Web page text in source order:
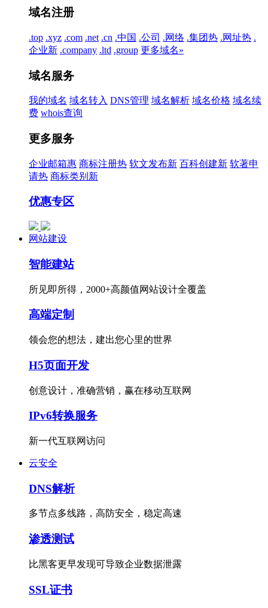
域名注册
.top .xyz .com .net .cn .中国 .公司 .网络 .集团热 .网址热 .
企业新 .company .ltd .group 更多域名»
域名服务
我的域名 域名转入 DNS管理 域名解析 域名价格 域名续
费 whois查询
更多服务
企业邮箱惠 商标注册热 软文发布新 百科创建新 软著申
请热 商标类别 新
优惠专区
网站建设
智能建站
所见即所得，2000+高颜值网站设计全覆盖
高端定制
领会您的想法，建出您心里的世界
H5页面开发
创意设计，准确营销，赢在移动互联网
IPv6转换服务
新一代互联网访问
云安全
DNS解析
多节点多线路，高防安全，稳定高速
渗透测试
比黑客更早发现可导致企业数据泄露
SSL证书